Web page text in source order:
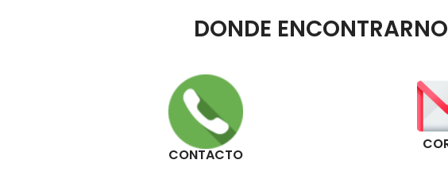
DONDE
CONTACTO